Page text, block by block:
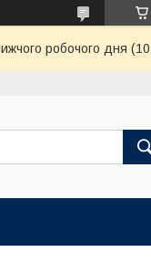
робочого дня